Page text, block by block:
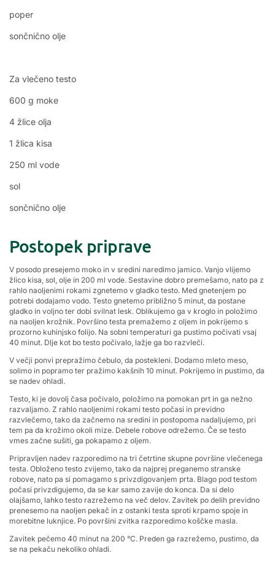
poper
sončnično olje
Za vlečeno testo
600 g moke
4 žlice olja
1 žlica kisa
250 ml vode
sol
sončnično olje
Postopek priprave
V posodo presejemo moko in v sredini naredimo jamico. Vanjo vlijemo
žlico kisa, sol, olje in 200 ml vode. Sestavine dobro premešamo, nato pa z
rahlo naoljenimi rokami zgnetemo v gladko testo. Med gnetenjem po
potrebi dodajamo vodo. Testo gnetemo približno 5 minut, da postane
gladko in voljno ter dobi svilnat lesk. Oblikujemo ga v kroglo in položimo
na naoljen krožnik. Površino testa premažemo z oljem in pokrijemo s
prozorno kuhinjsko folijo. Na sobni temperaturi ga pustimo počivati vsaj
40 minut. Dlje kot bo testo počivalo, lažje ga bo razvleči.
V večji ponvi prepražimo čebulo, da postekleni. Dodamo mleto meso,
solimo in popramo ter pražimo kakšnih 10 minut. Pokrijemo in pustimo, da
se nadev ohladi.
Testo, ki je dovolj časa počivalo, položimo na pomokan prt in ga nežno
razvaljamo. Z rahlo naoljenimi rokami testo počasi in previdno
razvlečemo, tako da začnemo na sredini in postopoma nadaljujemo, pri
tem pa da krožimo okoli mize. Debele robove odrežemo. Če se testo
vmes začne sušiti, ga pokapamo z oljem.
Pripravljen nadev razporedimo na tri četrtine skupne površine vlečenega
testa. Obloženo testo zvijemo, tako da najprej preganemo stranske
robove, nato pa si pomagamo s privzdigovanjem prta. Blago pod testom
počasi privzdigujemo, da se kar samo zavije do konca. Da si delo
olajšamo, lahko testo razrežemo na več delov. Zavitek po delih previdno
prenesemo na naoljen pekač in z ostanki testa sproti krpamo spoje in
morebitne luknjice. Po površini zvitka razporedimo koščke masla.
Zavitek pečemo 40 minut na 200 °C. Preden ga razrežemo, pustimo, da
se na pekaču nekoliko ohladi.